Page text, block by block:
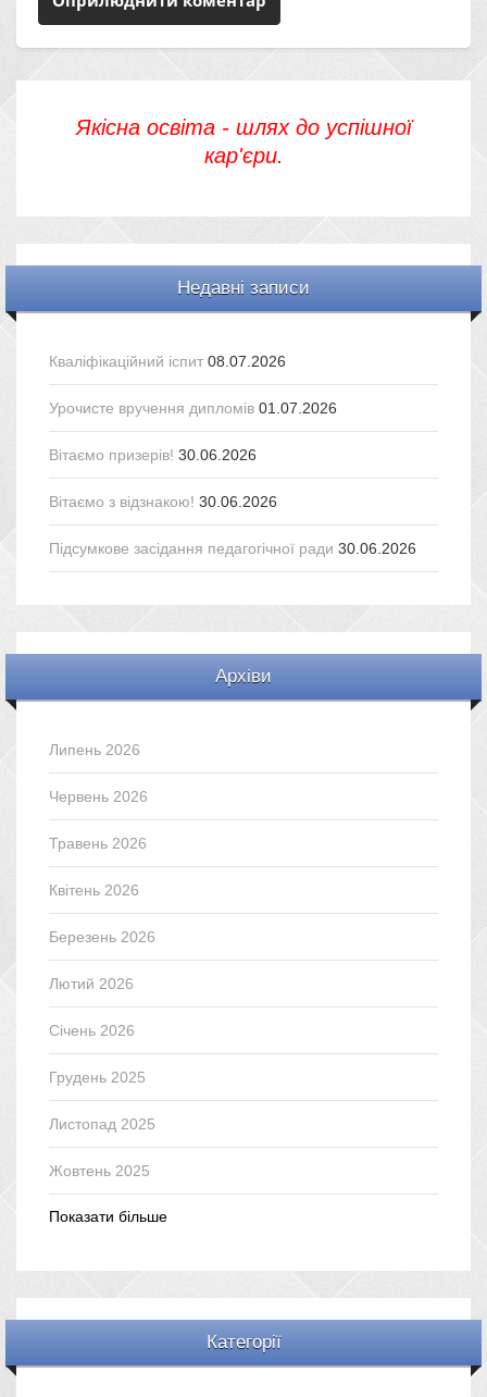
Якісна освіта - шлях до успішної
кар'єри.
Недавні записи
Кваліфікаційний іспит 08.07.2026
Урочисте вручення дипломів 01.07.2026
Вітаємо призерів! 30.06.2026
Вітаємо з відзнакою! 30.06.2026
Підсумкове засідання педагогічної ради 30.06.2026
Архіви
Липень 2026
Червень 2026
Травень 2026
Квітень 2026
Березень 2026
Лютий 2026
Січень 2026
Грудень 2025
Листопад 2025
Жовтень 2025
Показати більше
Категорії